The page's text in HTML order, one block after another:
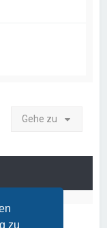
zu
Gehe zu